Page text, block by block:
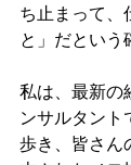
ち止まって、
と」だという
私は、最新の
ンサルタント
歩き、皆さん